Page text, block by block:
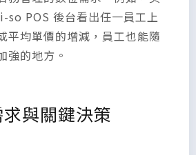
so POS 後台看出任一員工上
平均單價的增減，員工也能隨
強的地方。
與關鍵決策